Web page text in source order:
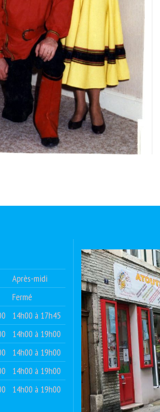
Après-midi
Fermé
14h00 à 17h45
14h00 à 19h00
14h00 à 19h00
14h00 à 19h00
14h00 à 19h00